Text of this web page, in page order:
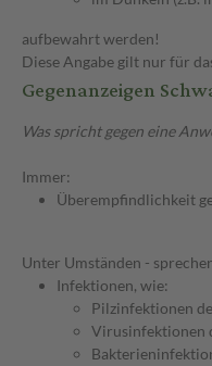
aufbewahrt werden!
Diese Angabe gilt nur für
Gegenanzeigen
Was spricht gegen eine
Immer:
Überempfindlichkeit
Unter Umständen -
Infektionen, wie:
Pilzinfektionen
Virusinfektionen